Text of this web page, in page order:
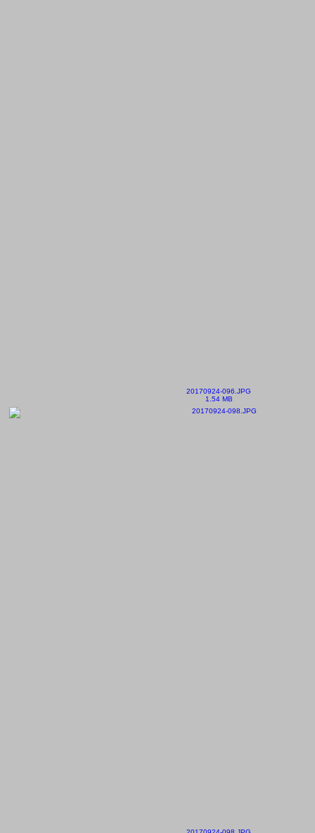
20170924-096.JPG
1.54 MB